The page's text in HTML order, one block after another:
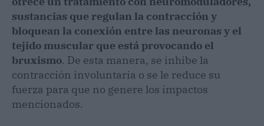
sustancias que regulan la contracción y
bloquean la conexión entre las neuronas y el
tejido muscular que está provocando el
bruxismo. De esta manera, se inhibe la
contracción involuntaria o se le reduce su
fuerza para que no genere los impactos
mencionados.